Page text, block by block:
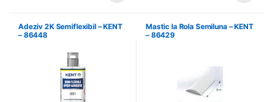
Adeziv 2K Semiflexibil – KENT
– 86448
Mastic la Rola Semiluna – KENT
– 86429